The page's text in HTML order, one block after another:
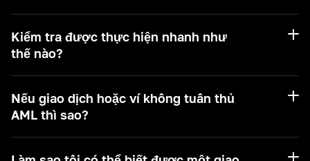
TRON
ETH
BSC
Kiểm tra được thực hiện nhanh như
thế nào?
Nếu giao dịch hoặc ví không tuân thủ
AML thì sao?